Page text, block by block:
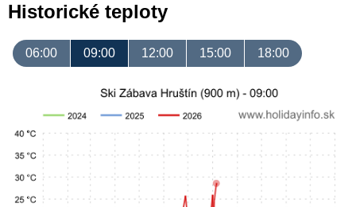
Historické teploty
06:00 09:00 12:00 15:00 18:00